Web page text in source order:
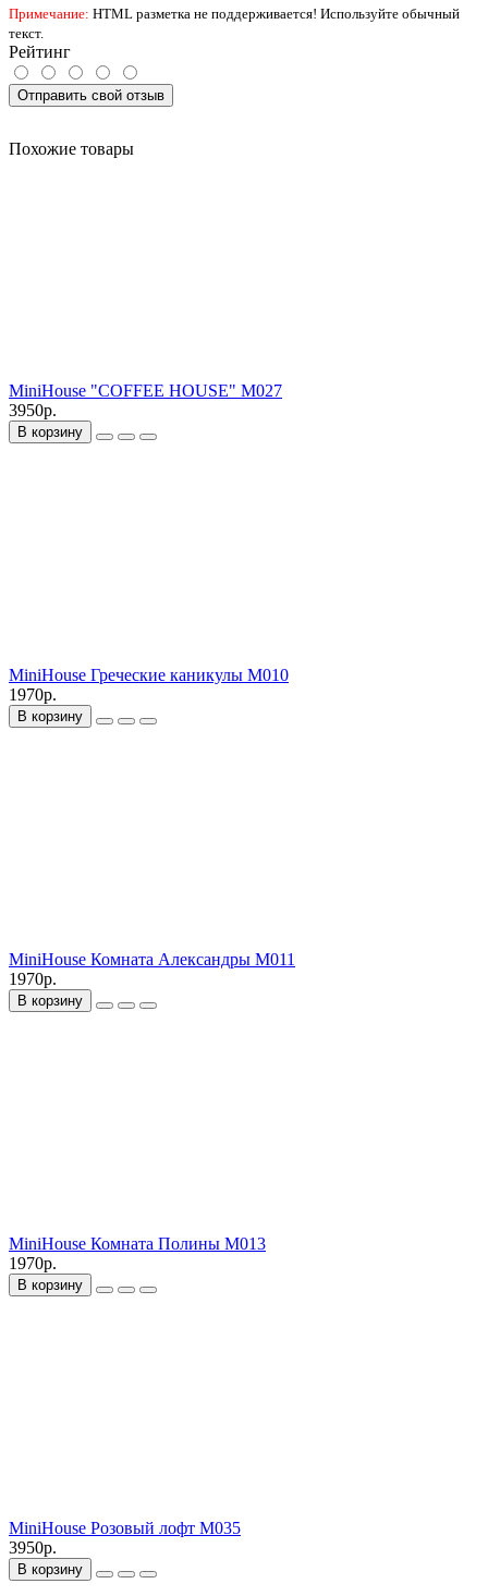
Примечание: HTML разметка не поддерживается! Используйте обычный
текст.
Рейтинг
Отправить свой отзыв
Похожие товары
MiniHouse "COFFEE HOUSE" M027
3950р.
В корзину
MiniHouse Греческие каникулы M010
1970р.
В корзину
MiniHouse Комната Александры M011
1970р.
В корзину
MiniHouse Комната Полины M013
1970р.
В корзину
MiniHouse Розовый лофт M035
3950р.
В корзину